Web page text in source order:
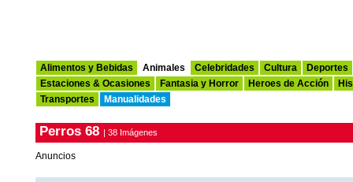
Alimentos y Bebidas Animales Celebridades Cultura
Deportes
Estaciones & Ocasiones
Fantasia y Horror Heroes de Acción
Transportes
Manualidades
Perros 68 | 38 Imágenes
Anuncios